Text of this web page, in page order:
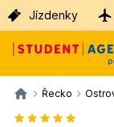
Jízdenky
Řecko